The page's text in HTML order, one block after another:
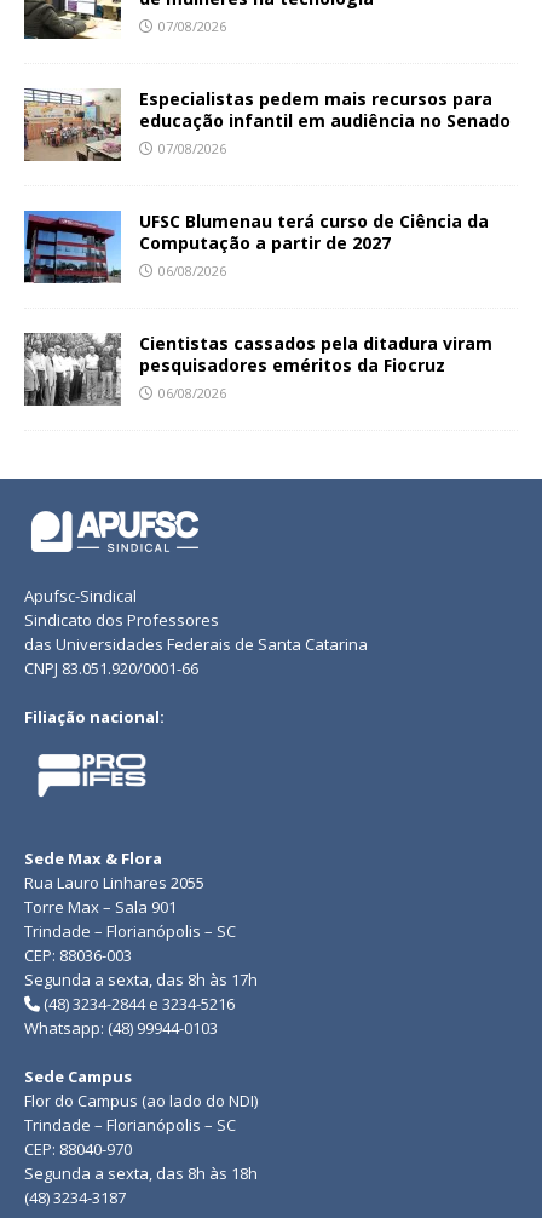
07/08/2026
Especialistas pedem mais recursos para
educação infantil em audiência no Senado
07/08/2026
UFSC Blumenau terá curso de Ciência da
Computação a partir de 2027
06/08/2026
Cientistas cassados pela ditadura viram
pesquisadores eméritos da Fiocruz
06/08/2026
Apufsc-Sindical
Sindicato dos Professores
das Universidades Federais de Santa Catarina
CNPJ 83.051.920/0001-66
Filiação nacional:
Sede Max & Flora
Rua Lauro Linhares 2055
Torre Max – Sala 901
Trindade – Florianópolis – SC
CEP: 88036-003
Segunda a sexta, das 8h às 17h
(48) 3234-2844 e 3234-5216
Whatsapp: (48) 99944-0103
Sede Campus
Flor do Campus (ao lado do NDI)
Trindade – Florianópolis – SC
CEP: 88040-970
Segunda a sexta, das 8h às 18h
(48) 3234-3187